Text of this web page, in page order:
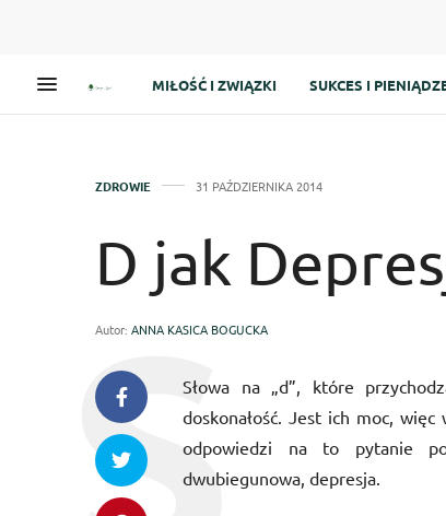
MIŁOŚĆ I ZWIĄZKI SUKCES I
ZDROWIE 31 PAŹDZIERNIKA 2014
D jak
Autor: ANNA KASICA BOGUCKA
Słowa na „d”, które
doskonałość. Jest ich moc,
odpowiedzi na to pytanie
dwubiegunowa, depresja.